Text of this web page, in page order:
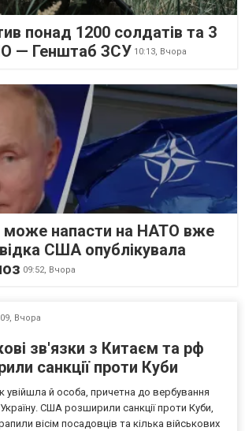
понад 1200 солдатів та 3
— Генштаб ЗСУ 10:13, Вчора
може напасти на НАТО вже
США опублікувала
09:52, Вчора
Вчора
зв'язки з Китаєм та рф
санкції проти Куби
увійшла й особа, причетна до вербування
Україну. США розширили санкції проти Куби,
вісім посадовців та кілька військових